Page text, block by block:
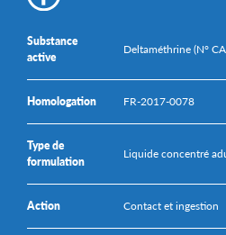
Substance
active
Deltaméthrine (N°
Homologation FR-2017-0078
Type de
formulation
Liquide concentré
Action Contact et ingestion